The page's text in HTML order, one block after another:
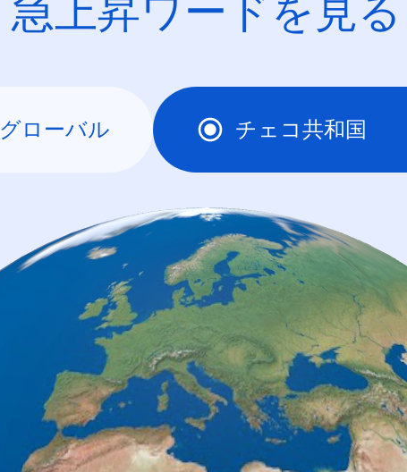
急上昇ワードを見る
グローバル チェコ共和国